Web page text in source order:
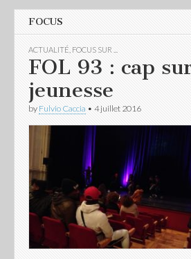
FOCUS
ACTUALITÉ FOCUS SUR ...
FOL 93 : cap
jeunesse
by Fulvio Caccia • 4 juillet 2016